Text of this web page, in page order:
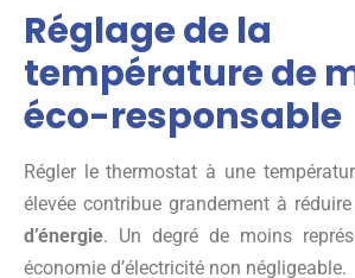
Réglage de la
température de
éco-responsable
Régler le thermostat à une
élevée contribue grandement à
d’énergie. Un degré de moins
économie d’électricité non négligeable.